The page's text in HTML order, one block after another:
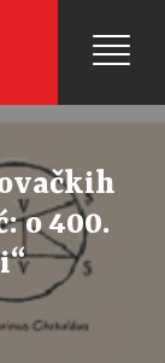
o 400.